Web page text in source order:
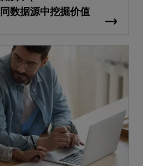
数据源中挖掘价值